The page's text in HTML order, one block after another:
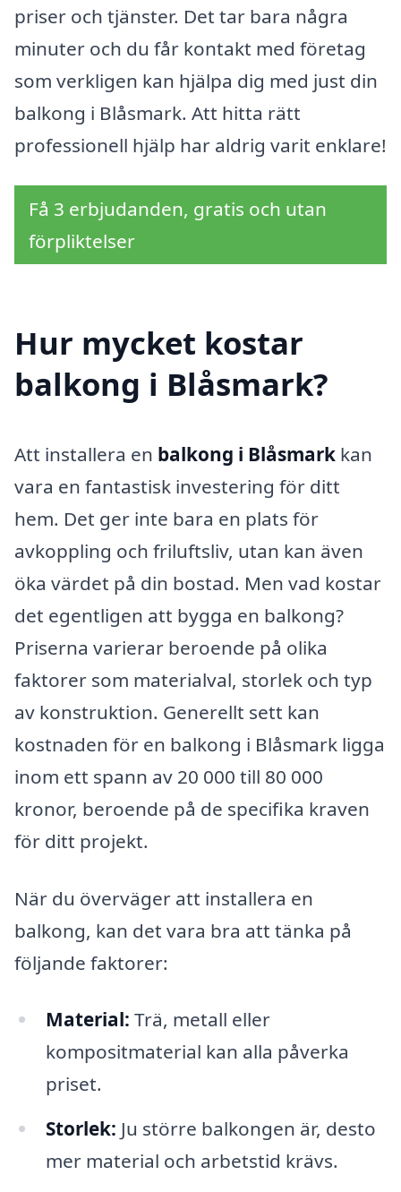
priser och tjänster. Det tar bara några
minuter och du får kontakt med företag
som verkligen kan hjälpa dig med just din
balkong i Blåsmark. Att hitta rätt
professionell hjälp har aldrig varit enklare!
Få 3 erbjudanden, gratis och utan
förpliktelser
Hur mycket kostar
balkong i Blåsmark?
Att installera en balkong i Blåsmark kan
vara en fantastisk investering för ditt
hem. Det ger inte bara en plats för
avkoppling och friluftsliv, utan kan även
öka värdet på din bostad. Men vad kostar
det egentligen att bygga en balkong?
Priserna varierar beroende på olika
faktorer som materialval, storlek och typ
av konstruktion. Generellt sett kan
kostnaden för en balkong i Blåsmark ligga
inom ett spann av 20 000 till 80 000
kronor, beroende på de specifika kraven
för ditt projekt.
När du överväger att installera en
balkong, kan det vara bra att tänka på
följande faktorer:
Material: Trä, metall eller
kompositmaterial kan alla påverka
priset.
Storlek: Ju större balkongen är, desto
mer material och arbetstid krävs.